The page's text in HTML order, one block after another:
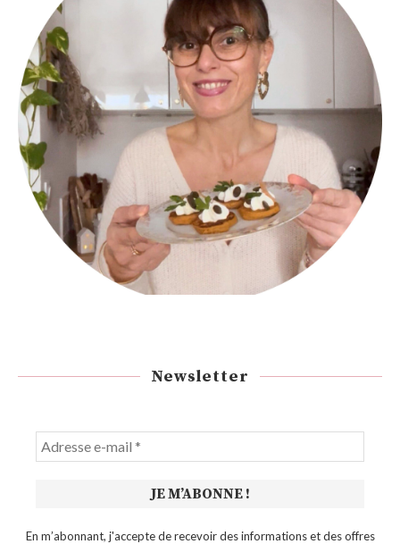
Newsletter
En m’abonnant, j'accepte de recevoir des informations et des offres